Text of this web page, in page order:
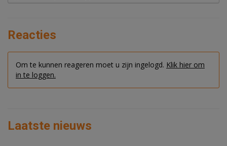
Reacties
Om te kunnen reageren moet u zijn ingelogd. Klik hier om
in te loggen.
Laatste nieuws